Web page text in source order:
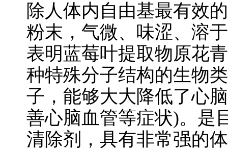
除人体内自由基最有效
粉末，气微、味涩、溶
表明蓝莓叶提取物原花
种特殊分子结构的生物
子，能够大大降低了心
善心脑血管等症状)。是
清除剂，具有非常强的